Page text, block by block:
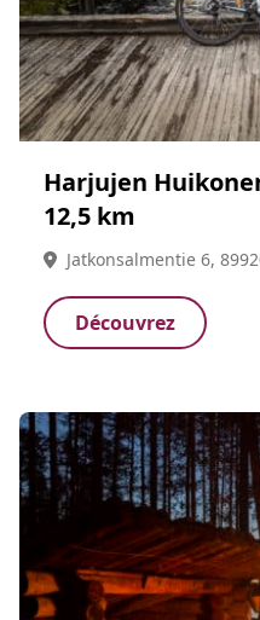
Harjujen
12,5 km
Jatkonsalmentie 6,
Découvrez